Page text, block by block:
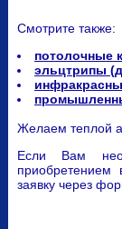
Смотрите также:
потолочные
эльцтрипы
Желаем теплой
Если Вам
приобретением
заявку через